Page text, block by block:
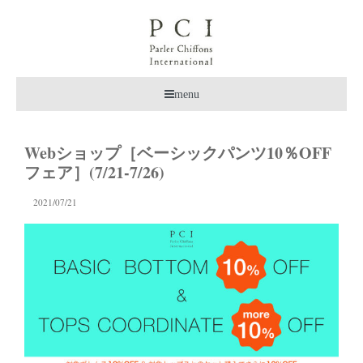
menu
Webショップ［ベーシックパンツ10％OFF
フェア］(7/21-7/26)
2021/07/21